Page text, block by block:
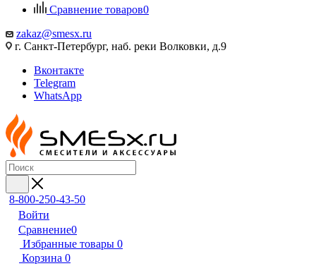
Сравнение товаров0
zakaz@smesx.ru
г. Санкт-Петербург, наб. реки Волковки, д.9
Вконтакте
Telegram
WhatsApp
8-800-250-43-50
Войти
Сравнение0
Избранные товары 0
Корзина 0